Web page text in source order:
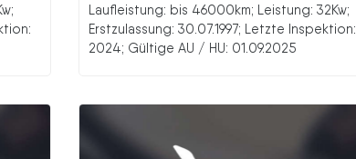
Laufleistung: bis 46000km; Leistung: 32Kw;
Erstzulassung: 30.07.1997; Letzte Inspektion:
2024; Gültige AU / HU: 01.09.2025